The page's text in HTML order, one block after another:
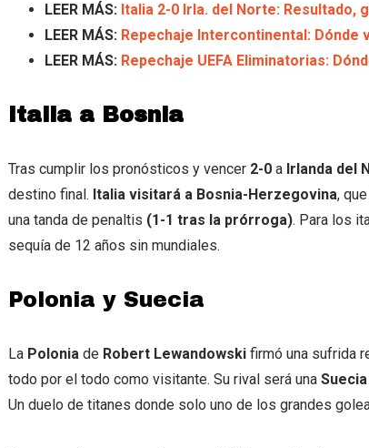
LEER MÁS: Italia 2-0 Irla. del Norte: Resultado,
LEER MÁS: Repechaje Intercontinental: Dónde
LEER MÁS: Repechaje UEFA Eliminatorias:
Italia a Bosnia
Tras cumplir los pronósticos y vencer 2-0 a Irlanda del
destino final. Italia visitará a Bosnia-Herzegovina,
una tanda de penaltis (1-1 tras la prórroga). Para los
sequía de 12 años sin mundiales.
Polonia y Suecia
La Polonia de Robert Lewandowski firmó una sufrida
todo por el todo como visitante. Su rival será una Suecia
Un duelo de titanes donde solo uno de los grandes